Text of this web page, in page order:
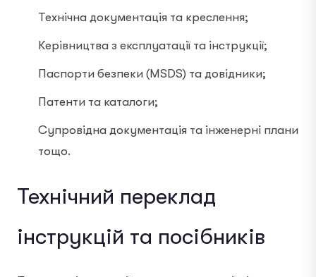
Технічна документація та креслення;
Керівництва з експлуатації та інструкції;
Паспорти безпеки (MSDS) та довідники;
Патенти та каталоги;
Супровідна документація та інженерні плани
тощо.
Технічний переклад
інструкцій та посібників